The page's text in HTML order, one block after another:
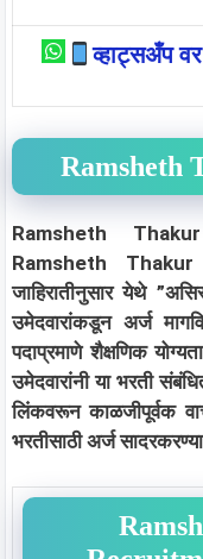
व्हाट्सअँप
Ramsheth
Ramsheth
Ramsheth Thakur
जाहिरातीनुसार येथे
उमेदवारांकडून अर्ज
पदाप्रमाणे शैक्षणिक
उमेदवारांनी या भरती
लिंकवरून काळजीपूर्वक
भरतीसाठी अर्ज